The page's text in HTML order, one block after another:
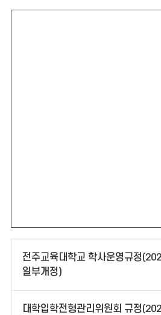
전주교육대학교 학사운영규정
일부개정)
대학입학전형관리위원회 규정